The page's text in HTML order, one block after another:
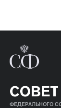
ФЕДЕРАЛЬНОГО